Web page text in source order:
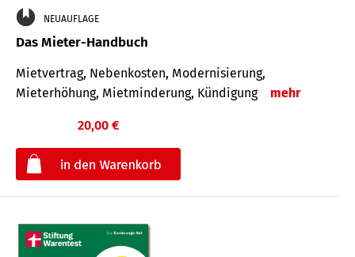
NEUAUFLAGE
Das Mieter-Handbuch
Mietvertrag, Nebenkosten, Modernisierung,
Mieterhöhung, Mietminderung, Kündigung
mehr
20,00 €